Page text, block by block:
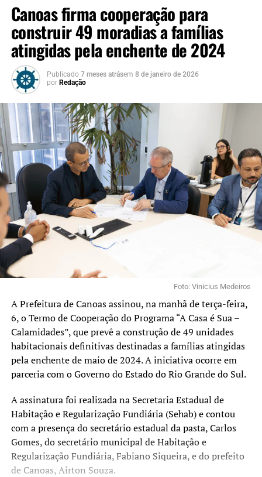
Canoas firma cooperação para
construir 49 moradias a famílias
atingidas pela enchente de 2024
Publicado 7 meses atrásem 8 de janeiro de 2026
por Redação
Foto: Vinicius Medeiros
A Prefeitura de Canoas assinou, na manhã de terça-feira,
6, o Termo de Cooperação do Programa “A Casa é Sua –
Calamidades”, que prevê a construção de 49 unidades
habitacionais definitivas destinadas a famílias atingidas
pela enchente de maio de 2024. A iniciativa ocorre em
parceria com o Governo do Estado do Rio Grande do Sul.
A assinatura foi realizada na Secretaria Estadual de
Habitação e Regularização Fundiária (Sehab) e contou
com a presença do secretário estadual da pasta, Carlos
Gomes, do secretário municipal de Habitação e
Regularização Fundiária, Fabiano Siqueira, e do prefeito
de Canoas, Airton Souza.